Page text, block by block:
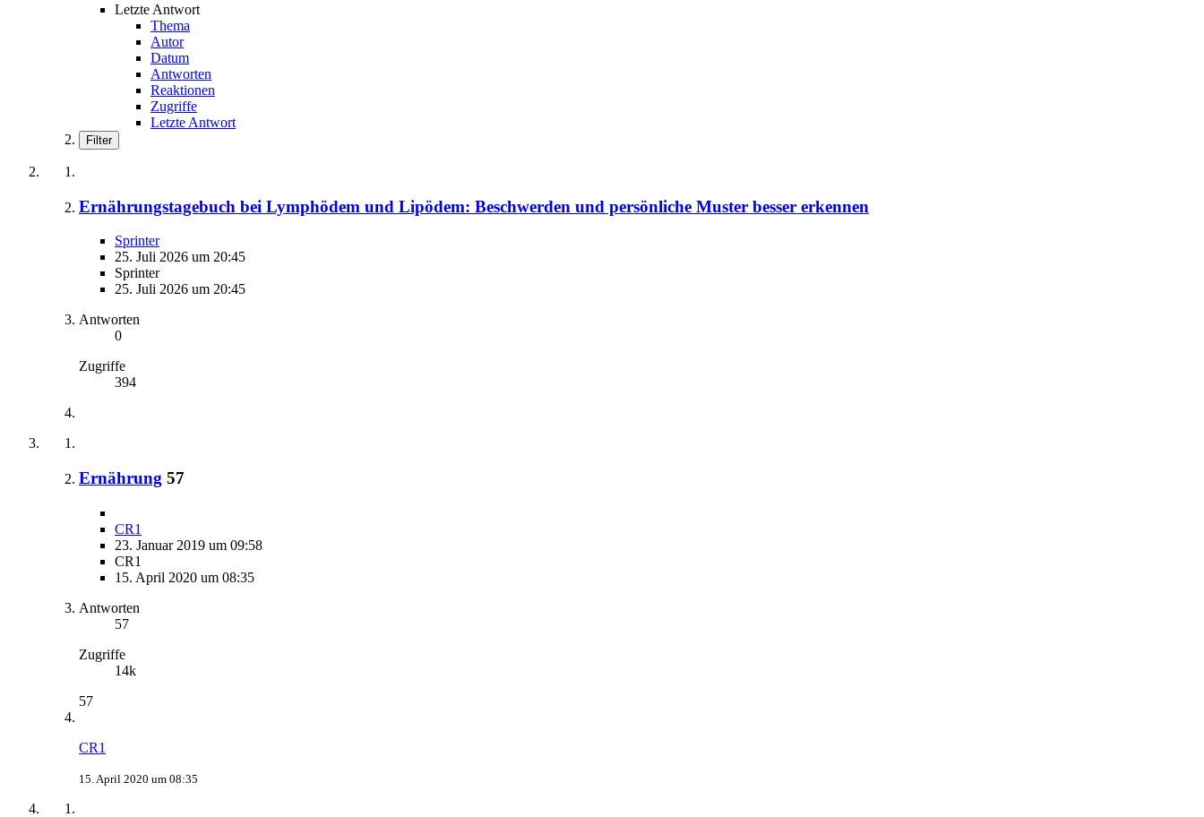
Letzte Antwort
Thema
Autor
Datum
Antworten
Reaktionen
Zugriffe
Letzte Antwort
Filter
Ernährungstagebuch bei Lymphödem und Lipödem: Beschwerden und persönliche Muster besser erkennen
Sprinter
25. Juli 2026 um 20:45
Sprinter
25. Juli 2026 um 20:45
Antworten
0
Zugriffe
394
Ernährung 57
CR1
23. Januar 2019 um 09:58
CR1
15. April 2020 um 08:35
Antworten
57
Zugriffe
14k
57
CR1
15. April 2020 um 08:35